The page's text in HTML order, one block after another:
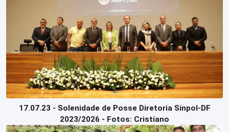
17.07.23 - Solenidade de Posse Diretoria Sinpol-DF
2023/2026 - Fotos: Cristiano